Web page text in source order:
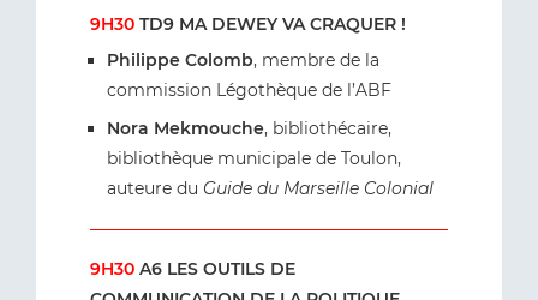
9H30 TD9 MA DEWEY VA CRAQUER !
Philippe Colomb, membre de la
commission Légothèque de l’ABF
Nora Mekmouche, bibliothécaire,
bibliothèque municipale de Toulon,
auteure du Guide du Marseille Colonial
9H30 A6 LES OUTILS DE